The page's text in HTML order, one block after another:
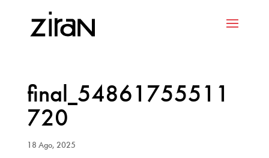
final_54861755511
720
18 Ago, 2025